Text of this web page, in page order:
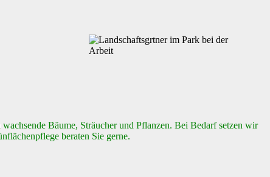
Bäume, Sträucher und Pflanzen. Bei Bedarf setzen wir
beraten Sie gerne.